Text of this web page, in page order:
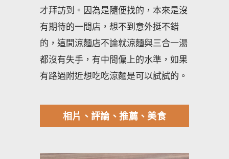
才拜訪到。因為是隨便找的，本來是沒
有期待的一間店，想不到意外挺不錯
的，這間涼麵店不論就涼麵與三合一湯
都沒有失手，有中間偏上的水準，如果
有路過附近想吃吃涼麵是可以試試的。
相片、評論、推薦、美食